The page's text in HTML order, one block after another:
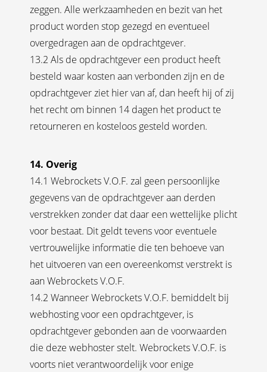
zeggen. Alle werkzaamheden en bezit van het
product worden stop gezegd en eventueel
overgedragen aan de opdrachtgever.
13.2 Als de opdrachtgever een product heeft
besteld waar kosten aan verbonden zijn en de
opdrachtgever ziet hier van af, dan heeft hij of zij
het recht om binnen 14 dagen het product te
retourneren en kosteloos gesteld worden.
14. Overig
14.1 Webrockets V.O.F. zal geen persoonlijke
gegevens van de opdrachtgever aan derden
verstrekken zonder dat daar een wettelijke plicht
voor bestaat. Dit geldt tevens voor eventuele
vertrouwelijke informatie die ten behoeve van
het uitvoeren van een overeenkomst verstrekt is
aan Webrockets V.O.F.
14.2 Wanneer Webrockets V.O.F. bemiddelt bij
webhosting voor een opdrachtgever, is
opdrachtgever gebonden aan de voorwaarden
die deze webhoster stelt. Webrockets V.O.F. is
voorts niet verantwoordelijk voor enige